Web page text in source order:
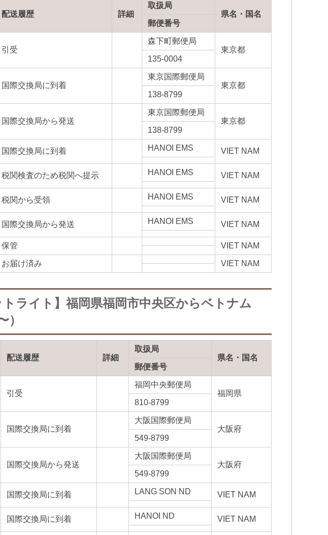
配送履歴 詳細
取扱局
県名・国名
郵便番号
引受
森下町郵便局
東京都
135-0004
国際交換局に到着
東京国際郵便局
東京都
138-8799
国際交換局から発送
東京国際郵便局
東京都
138-8799
国際交換局に到着 HANOI EMS VIET NAM
税関検査のため税関へ提示 HANOI EMS VIET NAM
税関から受領 HANOI EMS VIET NAM
国際交換局から発送 HANOI EMS VIET NAM
保管 VIET NAM
お届け済み VIET NAM
トライト】福岡県福岡市中央区からベトナム
）
配送履歴 詳細
取扱局
県名・国名
郵便番号
引受
福岡中央郵便局
福岡県
810-8799
国際交換局に到着
大阪国際郵便局
大阪府
549-8799
国際交換局から発送
大阪国際郵便局
大阪府
549-8799
国際交換局に到着 LANG SON ND VIET NAM
国際交換局に到着 HANOI ND VIET NAM